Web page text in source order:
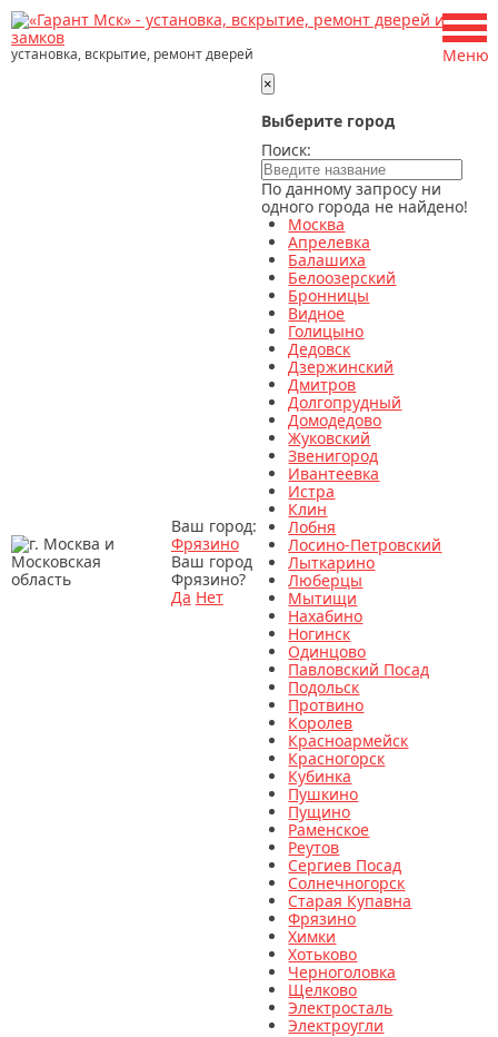
установка, вскрытие, ремонт дверей
Ваш город:
Фрязино
Ваш город
Фрязино?
Да Нет
×
Выберите город
Поиск:
По данному запросу ни
одного города не найдено!
Москва
Апрелевка
Балашиха
Белоозерский
Бронницы
Видное
Голицыно
Дедовск
Дзержинский
Дмитров
Долгопрудный
Домодедово
Жуковский
Звенигород
Ивантеевка
Истра
Клин
Лобня
Лосино-Петровский
Лыткарино
Люберцы
Мытищи
Нахабино
Ногинск
Одинцово
Павловский Посад
Подольск
Протвино
Королев
Красноармейск
Красногорск
Кубинка
Пушкино
Пущино
Раменское
Реутов
Сергиев Посад
Солнечногорск
Старая Купавна
Фрязино
Химки
Хотьково
Черноголовка
Щелково
Электросталь
Электроугли
Меню